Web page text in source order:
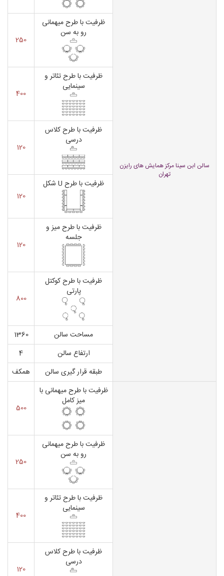
سالن ابن سینا مرکز همایش های رایزن
تهران
ظرفیت با طرح میهمانی
رو به سن
250
ظرفیت با طرح تئاتر و
سینمایی
400
ظرفیت با طرح کلاس
درسی
120
ظرفیت با طرح U شکل
120
ظرفیت با طرح میز و
جلسه
120
ظرفیت با طرح کوکتل
پارتی
800
مساحت سالن
1360
ارتفاع سالن
4
طبقه قرار گیری سالن
همکف
ظرفیت با طرح میهمانی با
میز کامل
500
ظرفیت با طرح میهمانی
رو به سن
250
ظرفیت با طرح تئاتر و
سینمایی
400
ظرفیت با طرح کلاس
درسی
120